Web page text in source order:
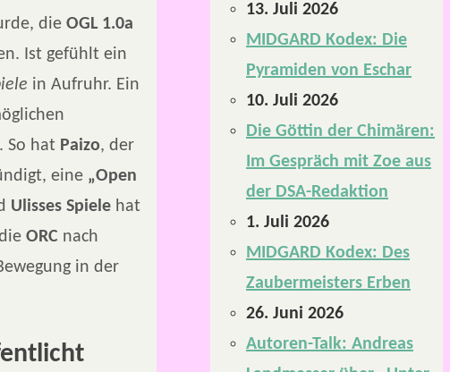
die OGL 1.0a
Ist gefühlt ein
in Aufruhr. Ein
So hat Paizo, der
eine „Open
Ulisses Spiele hat
ORC nach
in der
13. Juli 2026
MIDGARD Kodex: Die
Pyramiden von Eschar
10. Juli 2026
Die Göttin der Chimären:
Im Gespräch mit Zoe aus
der DSA-Redaktion
1. Juli 2026
MIDGARD Kodex: Des
Zaubermeisters Erben
26. Juni 2026
Autoren-Talk: Andreas